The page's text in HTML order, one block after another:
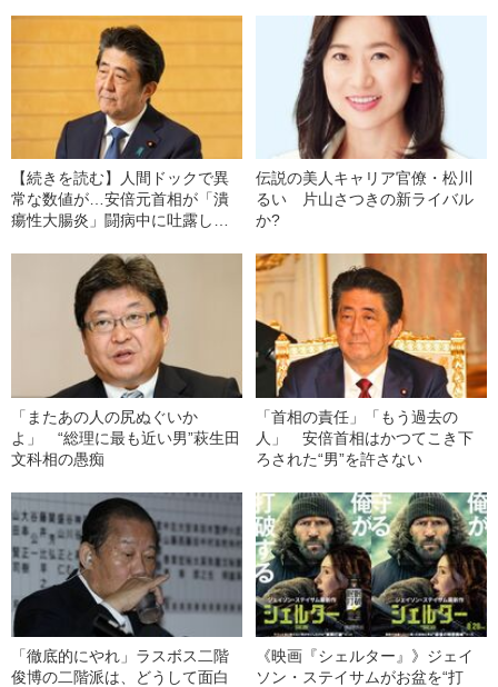
【続きを読む】人間ドックで異
常な数値が…安倍元首相が「潰
瘍性大腸炎」闘病中に吐露して
伝説の美人キャリア官僚・松川
るい 片山さつきの新ライバル
か?
「またあの人の尻ぬぐいか
よ」 “総理に最も近い男”萩生田
文科相の愚痴
「首相の責任」「もう過去の
人」 安倍首相はかつてこき下
ろされた“男”を許さない
「徹底的にやれ」ラスボス二階
俊博の二階派は、どうして面白
《映画『シェルター』》ジェイ
ソン・ステイサムがお盆を“打